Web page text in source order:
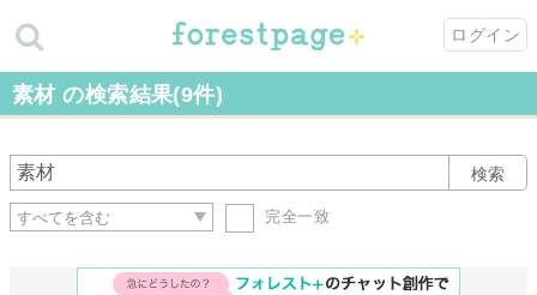
ログイン
素材 の検索結果(9件)
検索
完全一致